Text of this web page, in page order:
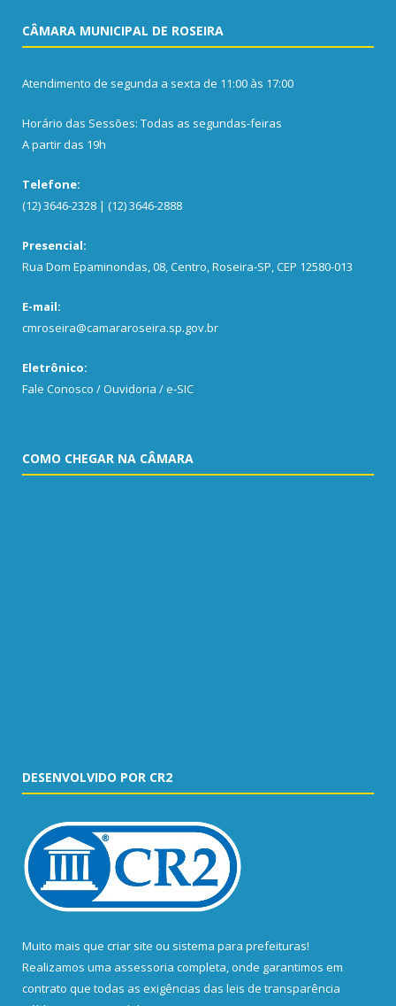
CÂMARA MUNICIPAL DE ROSEIRA
Atendimento de segunda a sexta de 11:00 às 17:00
Horário das Sessões: Todas as segundas-feiras
A partir das 19h
Telefone:
(12) 3646-2328 | (12) 3646-2888
Presencial:
Rua Dom Epaminondas, 08, Centro, Roseira-SP, CEP 12580-013
E-mail:
cmroseira@camararoseira.sp.gov.br
Eletrônico:
Fale Conosco / Ouvidoria / e-SIC
COMO CHEGAR NA CÂMARA
DESENVOLVIDO POR CR2
Muito mais que criar site ou sistema para prefeituras!
Realizamos uma assessoria completa, onde garantimos em
contrato que todas as exigências das leis de transparência